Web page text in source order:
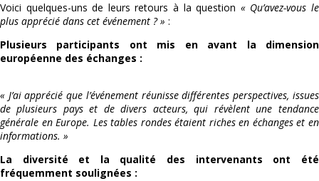
Voici quelques-uns de leurs retours à la question « Qu’avez-vous le
plus apprécié dans cet événement ? » :
Plusieurs participants ont mis en avant la dimension
européenne des échanges :
« J’ai apprécié que l’événement réunisse différentes perspectives, issues
de plusieurs pays et de divers acteurs, qui révèlent une tendance
générale en Europe. Les tables rondes étaient riches en échanges et en
informations. »
La diversité et la qualité des intervenants ont été
fréquemment soulignées :